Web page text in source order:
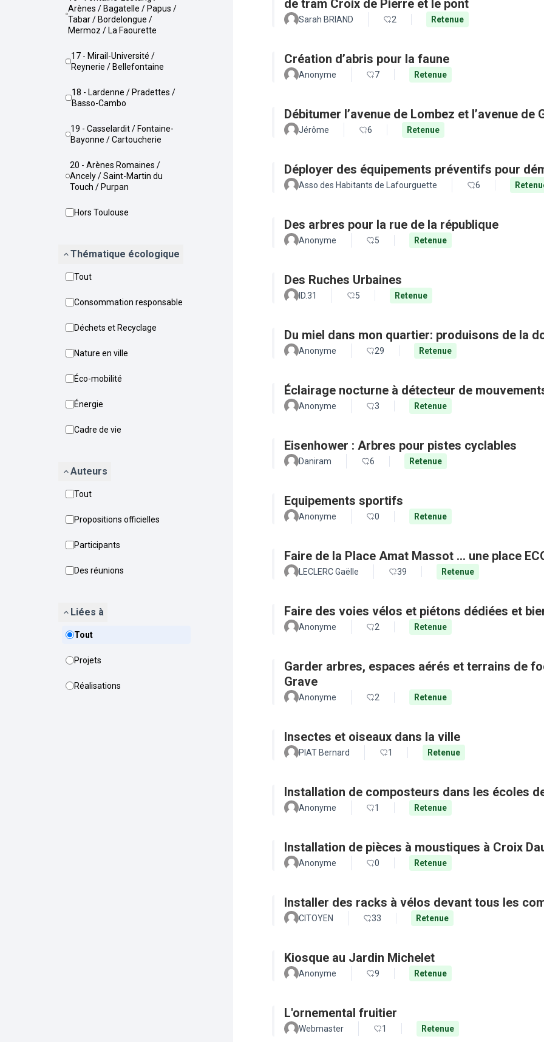
Arènes / Bagatelle / Papus /
Tabar / Bordelongue /
Mermoz / La Faourette
17 - Mirail-Université /
Reynerie / Bellefontaine
18 - Lardenne / Pradettes /
Basso-Cambo
19 - Casselardit / Fontaine-
Bayonne / Cartoucherie
20 - Arènes Romaines /
Ancely / Saint-Martin du
Touch / Purpan
Hors Toulouse
Thématique écologique
Tout
Consommation responsable
Déchets et Recyclage
Nature en ville
Éco-mobilité
Énergie
Cadre de vie
Auteurs
Tout
Propositions officielles
Participants
Des réunions
Liées à
Tout
Projets
Réalisations
de tram Croix de Pierre et le pont
Sarah BRIAND 2 Retenue
Création d’abris pour la faune
Anonyme 7 Retenue
Débitumer l’avenue de Lombez et l’avenue de
Jérôme 6 Retenue
Déployer des équipements préventifs pour
Asso des Habitants de Lafourguette 6
Des arbres pour la rue de la république
Anonyme 5 Retenue
Des Ruches Urbaines
ID.31 5 Retenue
Du miel dans mon quartier: produisons de la
Anonyme 29 Retenue
Éclairage nocturne à détecteur de
Anonyme 3 Retenue
Eisenhower : Arbres pour pistes cyclables
Daniram 6 Retenue
Equipements sportifs
Anonyme 0 Retenue
Faire de la Place Amat Massot ... une place
LECLERC Gaëlle 39 Retenue
Faire des voies vélos et piétons dédiées et
Anonyme 2 Retenue
Garder arbres, espaces aérés et terrains de
Grave
Anonyme 2 Retenue
Insectes et oiseaux dans la ville
PIAT Bernard 1 Retenue
Installation de composteurs dans les écoles
Anonyme 1 Retenue
Installation de pièces à moustiques à Croix
Anonyme 0 Retenue
Installer des racks à vélos devant tous les
CITOYEN 33 Retenue
Kiosque au Jardin Michelet
Anonyme 9 Retenue
L'ornemental fruitier
Webmaster 1 Retenue